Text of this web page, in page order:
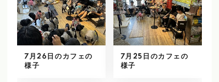
7月26日のカフェの
様子
7月25日のカフェの
様子